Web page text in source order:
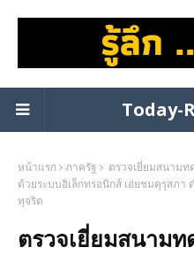
Today-
หน้าแรก ภาครัฐ
ตรวจเยี่ยมสนาม
ด้วยระบบอิเล็กทรอนิกส์ เอ่ยชมคุรุสภ
ทุจริต
ตรวจเยี่ยมสนาม